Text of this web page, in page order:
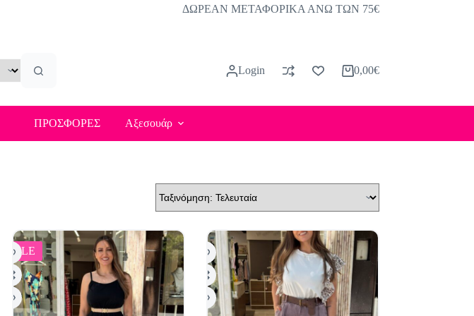
ΔΩΡΕΑΝ ΜΕΤΑΦΟΡΙΚΑ ΑΝΩ ΤΩΝ 75€
Login
Καλάθι
0,00€
ΠΡΟΣΦΟΡΕΣ Αξεσουάρ
SALE